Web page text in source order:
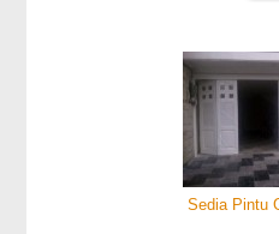
Sedia Pintu